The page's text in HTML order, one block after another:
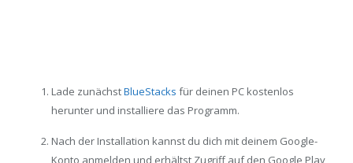
Lade zunächstBlueStacks für deinen PC kostenlos
herunter und installiere das Programm.
Nach der Installation kannst du dich mit deinem Google-
Konto anmelden und erhältst Zugriff auf den Google Play